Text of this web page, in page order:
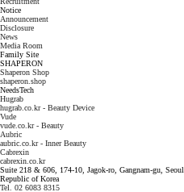
Notice
Announcement
Disclosure
News
Media Room
Family Site
SHAPERON
Shaperon Shop
shaperon.shop
NeedsTech
Hugrab
hugrab.co.kr - Beauty Device
Vude
vude.co.kr - Beauty
Aubric
aubric.co.kr - Inner Beauty
Cabrexin
cabrexin.co.kr
Suite 218 & 606, 174-10, Jagok-ro, Gangnam-gu, Seoul,
Republic of Korea
Tel. 02 6083 8315